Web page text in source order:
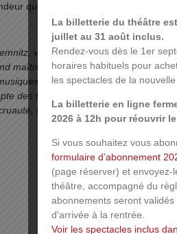
qui impose un silence à même de
ville jumelée à Mulhouse où
maître de la peinture au fil d’un
actuelles. Loin de toute
des forces qui émanent des
la passion – ainsi que du
La billetterie du théâtre
juillet au 31 août inclus.
Rendez-vous dès le 1er
horaires habituels pour
les spectacles de la nouvelle
La billetterie en ligne
2026 à 12h pour réouvrir
Si vous souhaitez vous
formulaire d’abonnement
(page réserver) et envoyez-
théâtre, accompagné du
abonnements seront validés
d'arrivée à la rentrée.
Voir les spectacles inclus